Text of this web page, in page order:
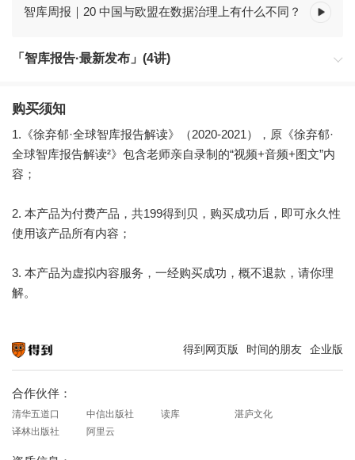
智库周报｜20 中国与欧盟在数据治理上有什么不同？
「智库报告·最新发布」(4讲)
购买须知
1.《徐弃郁·全球智库报告解读》（2020-2021），原《徐弃郁·
全球智库报告解读²》包含老师亲自录制的“视频+音频+图文”内
容；
2. 本产品为付费产品，共199得到贝，购买成功后，即可永久性
使用该产品所有内容；
3. 本产品为虚拟内容服务，一经购买成功，概不退款，请你理
解。
得到网页版 时间的朋友 企业版
合作伙伴：
清华五道口 中信出版社 读库
湛庐文化
译林出版社
阿里云